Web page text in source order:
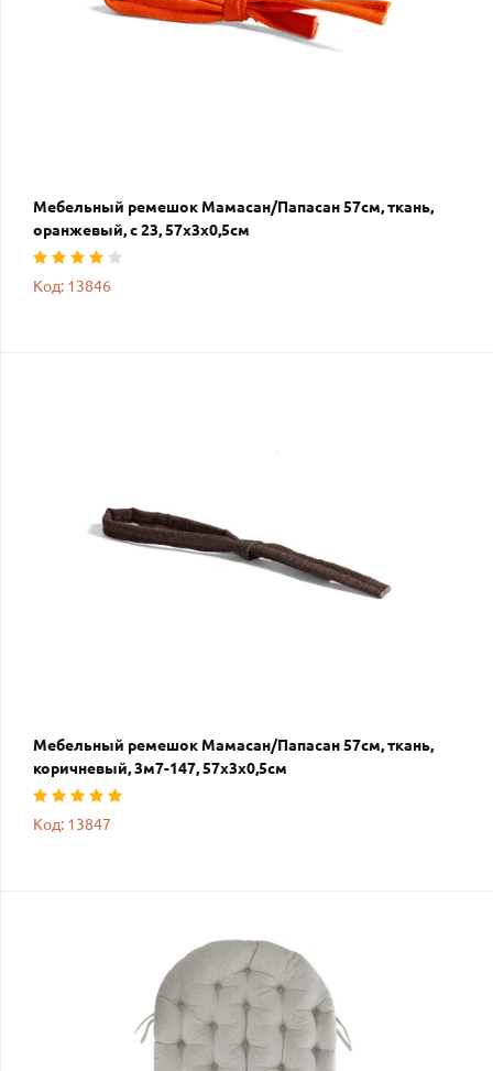
Мебельный ремешок Мамасан/Папасан 57см, ткань,
оранжевый, с 23, 57х3х0,5см
Код: 13846
Мебельный ремешок Мамасан/Папасан 57см, ткань,
коричневый, 3м7-147, 57х3х0,5см
Код: 13847